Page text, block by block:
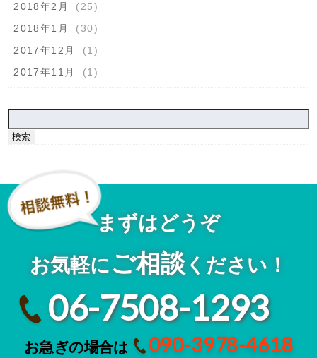
2018年2月
(25)
2018年1月
(30)
2017年12月
(1)
2017年11月
(1)
索:
まずはどうぞ
お気軽にご相談 ください！
06-7508-1293
お急ぎの場合は 090-3978-4618